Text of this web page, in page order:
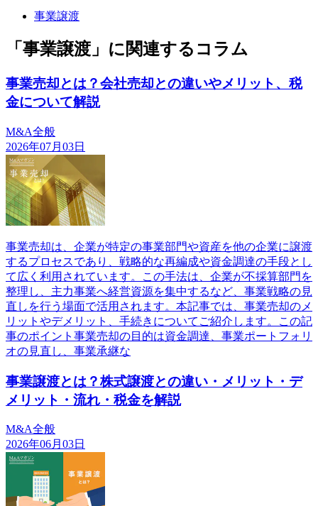
事業譲渡
「事業譲渡」に関連するコラム
事業売却とは？会社売却との違いやメリット、税
金について解説
M&A全般
2026年07月03日
事業売却は、企業が特定の事業部門や資産を他の企業に譲渡
するプロセスであり、戦略的な再編成や資金調達の手段とし
て広く利用されています。この手法は、企業が不採算部門を
整理し、主力事業へ経営資源を集中するなど、事業戦略の見
直しを行う場面で活用されます。本記事では、事業売却のメ
リットやデメリット、手続きについてご紹介します。この記
事のポイント事業売却の目的は資金調達、事業ポートフォリ
オの見直し、事業承継な
事業譲渡とは？株式譲渡との違い・メリット・デ
メリット・流れ・税金を解説
M&A全般
2026年06月03日